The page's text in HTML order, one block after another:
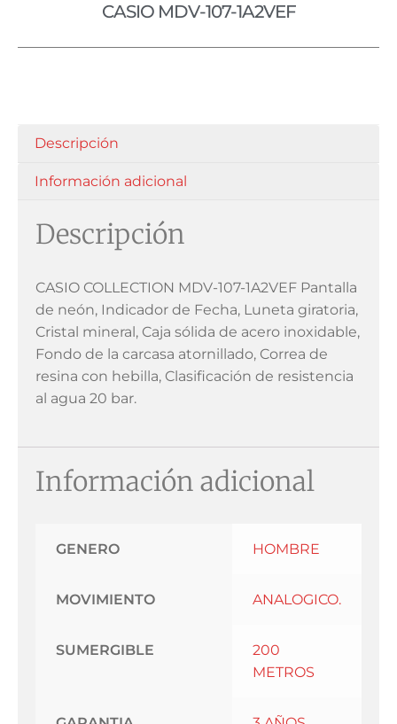
CASIO MDV-107-1A2VEF
Descripción
Información adicional
Descripción
CASIO COLLECTION MDV-107-1A2VEF Pantalla
de neón, Indicador de Fecha, Luneta giratoria,
Cristal mineral, Caja sólida de acero inoxidable,
Fondo de la carcasa atornillado, Correa de
resina con hebilla, Clasificación de resistencia
al agua 20 bar.
Información adicional
GENERO HOMBRE
MOVIMIENTO ANALOGICO.
SUMERGIBLE
200
METROS